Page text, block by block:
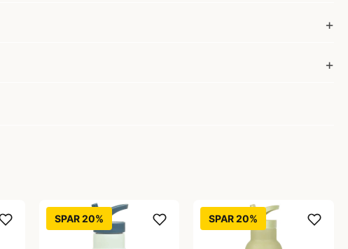
SPAR 20% SPAR 20%